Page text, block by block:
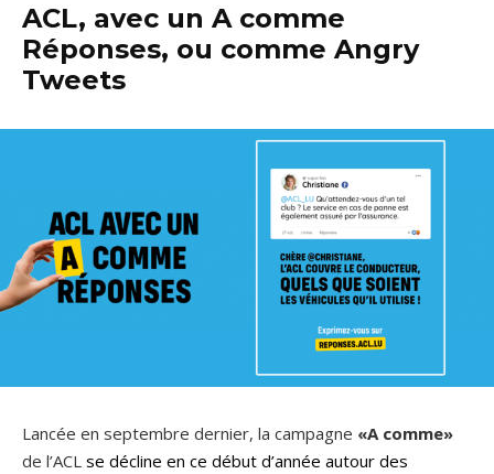
ACL, avec un A comme
Réponses, ou comme Angry
Tweets
Lancée en septembre dernier, la campagne «A comme»
de l’ACL se décline en ce début d’année autour des